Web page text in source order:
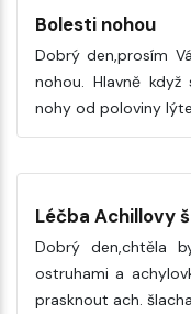
Bolesti nohou
Dobrý den,prosím
nohou. Hlavně
nohy od poloviny
Léčba Achillovy
Dobrý den,chtěla
ostruhami a
prasknout ach.